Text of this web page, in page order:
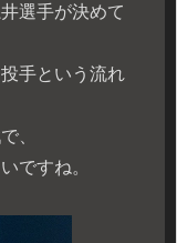
選手が決めて
手という流れ
、
ですね。